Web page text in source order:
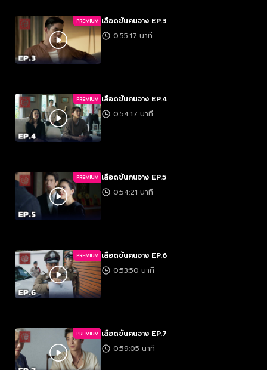
PREMIUM เลือดข้นคนจาง EP.3
0:55:17 นาที
PREMIUM เลือดข้นคนจาง EP.4
0:54:17 นาที
PREMIUM เลือดข้นคนจาง EP.5
0:54:21 นาที
PREMIUM เลือดข้นคนจาง EP.6
0:53:50 นาที
PREMIUM เลือดข้นคนจาง EP.7
0:59:05 นาที